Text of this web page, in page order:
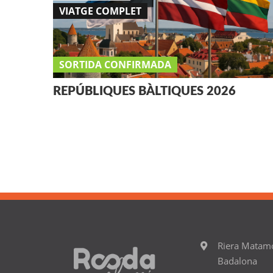
VIATGE COMPLET
SORTIDA CONFIRMADA
REPÚBLIQUES BÀLTIQUES 2026
Riera
Badalona